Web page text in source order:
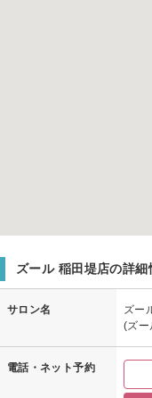
ズール 稲田堤店の詳細
サロン名
ズー
(ズー
電話・ネット予約